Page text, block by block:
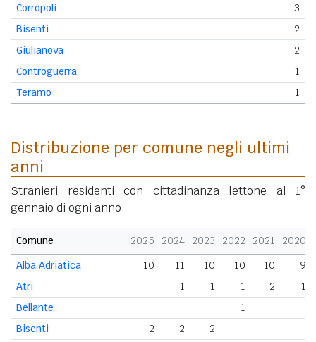
Corropoli
3
Bisenti
2
Giulianova
2
Controguerra
1
Teramo
1
Distribuzione per comune negli ultimi
anni
Stranieri residenti con cittadinanza lettone al 1°
gennaio di ogni anno.
Comune 2025 2024 2023 2022 2021
2020
Alba Adriatica
10 11 10 10 10
9
Atri
1 1 1 2
1
Bellante
1
Bisenti
2 2
2